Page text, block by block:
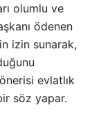
olumlu ve
ödenen
izin sunarak,
evlatlık
söz yapar.